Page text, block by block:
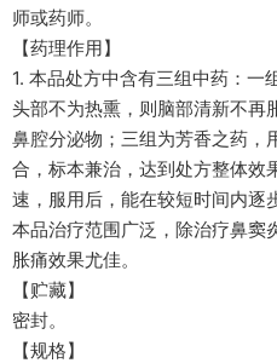
师或药师。
【药理作用】
1. 本品处方中含有三组中药：一
头部不为热熏，则脑部清新不再
鼻腔分泌物；三组为芳香之药，
合，标本兼治，达到处方整体效
速，服用后，能在较短时间内逐
本品治疗范围广泛，除治疗鼻窦
胀痛效果尤佳。
【贮藏】
密封。
【规格】